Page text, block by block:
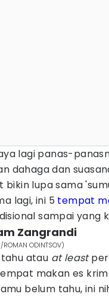
lagi panas-
dahaga dan
lupa sama
lagi, ini 5 tempat
sampai yang
Zangrandi
ODINTSOV)
atau at least
makan es
belum tahu, ini